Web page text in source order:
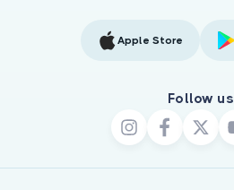
Apple Store
Follow us